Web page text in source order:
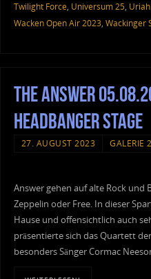
Twilight Force, Universum 25,
Wacken Open Air 2023, Wackinger
The Answer
Headbanger Stage
27. AUGUST 2023 GALERIE
Answer gehen auf alte Rock und
Zeppelin oder Free. In dieser
Hause und offensichtlich auch
präsentierte sich das Quartett
besonders Sänger Cormac